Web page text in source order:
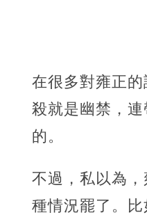
在很多對雍正
殺就是幽禁，
的。
不過，私以為
種情況罷了。